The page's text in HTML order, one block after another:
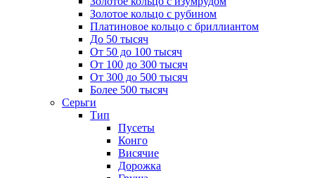
Золотое кольцо с рубином
Платиновое кольцо с бриллиантом
До 50 тысяч
От 50 до 100 тысяч
От 100 до 300 тысяч
От 300 до 500 тысяч
Более 500 тысяч
Серьги
Тип
Пусеты
Конго
Висячие
Дорожка